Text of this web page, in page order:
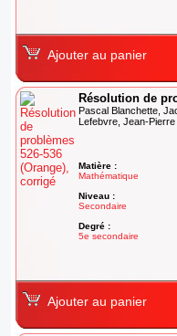
Ajouter au panier
Résolution de
Pascal Blanchette,
Lefebvre, Jean-
Matière :
Mathématique
Niveau :
Secondaire
Degré :
5e secondaire
Ajouter au panier